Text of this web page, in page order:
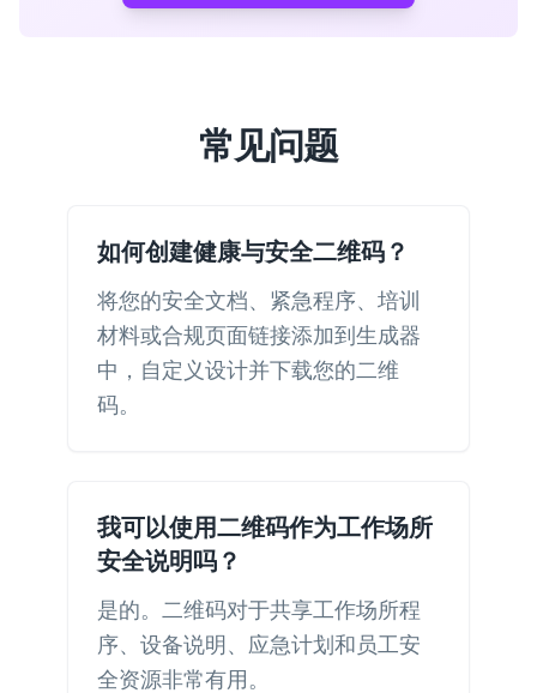
常见问题
如何创建健康与安全二维码？
将您的安全文档、紧急程序、培训
材料或合规页面链接添加到生成器
中，自定义设计并下载您的二维
码。
我可以使用二维码作为工作场所
安全说明吗？
是的。二维码对于共享工作场所程
序、设备说明、应急计划和员工安
全资源非常有用。